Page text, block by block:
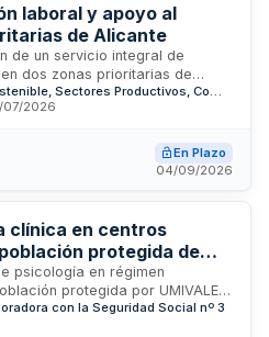
laboral y apoyo al
de Alicante
de un servicio integral de
dos zonas prioritarias de
Norte. El servicio, a cargo de
Económico y Social del
a emprendedores, mediación
La duración inicial es de
continuidad del servicio y la
Consellería de Economía Sostenible, Sectores Productivos, Comercio y Trabajo
07/2026
En Plazo
04/09/2026
clínica en centros
protegida de
psicología en régimen
protegida por UMIVALE
con la Seguridad Social número
adheridos. El servicio
con la Seguridad Social nº 3